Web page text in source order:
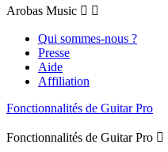
Arobas Music  
Qui sommes-nous ?
Presse
Aide
Affiliation
Fonctionnalités de Guitar Pro
Fonctionnalités de Guitar Pro 